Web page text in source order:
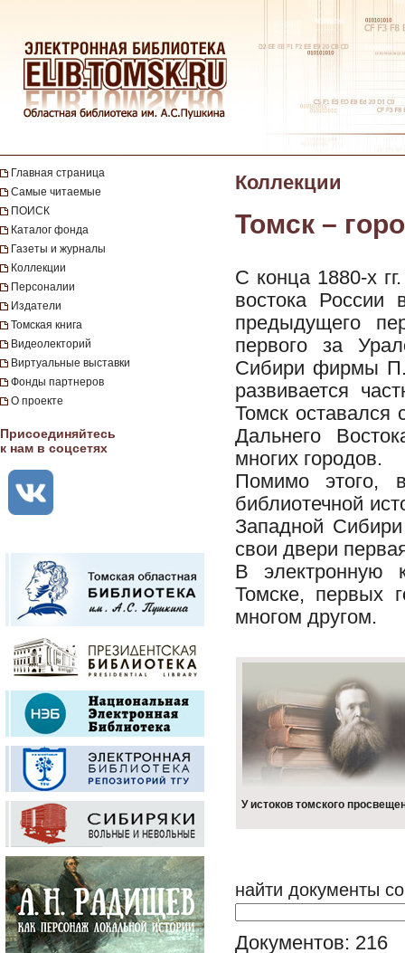
Главная страница
Самые читаемые
ПОИСК
Каталог фонда
Газеты и журналы
Коллекции
Персоналии
Издатели
Томская книга
Видеолекторий
Виртуальные выставки
Фонды партнеров
О проекте
Присоединяйтесь
к нам в соцсетях
Коллекции
Томск –
С конца 1880-х
востока России
предыдущего
первого за
Сибири фирмы П.
развивается
Томск
Дальнего
многих городов.
Помимо этого,
библиотечной
Западной
свои двери
В электронную
Томске, первых
многом другом.
У истоков томского
найти документы
Документов: 216